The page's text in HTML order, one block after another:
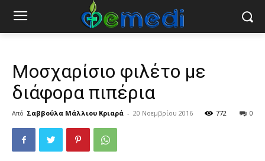
Μοσχαρίσιο φιλέτο με
διάφορα πιπέρια
Από Σαββούλα Μάλλιου Κριαρά - 20 Νοεμβρίου 2016 0
772